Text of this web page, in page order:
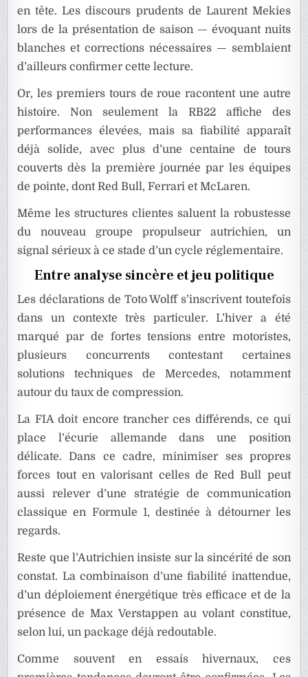
en tête. Les discours prudents de Laurent Mekies
lors de la présentation de saison — évoquant nuits
blanches et corrections nécessaires — semblaient
d’ailleurs confirmer cette lecture.
Or, les premiers tours de roue racontent une autre
histoire. Non seulement la RB22 affiche des
performances élevées, mais sa fiabilité apparaît
déjà solide, avec plus d’une centaine de tours
couverts dès la première journée par les équipes
de pointe, dont Red Bull, Ferrari et McLaren.
Même les structures clientes saluent la robustesse
du nouveau groupe propulseur autrichien, un
signal sérieux à ce stade d’un cycle réglementaire.
Entre analyse sincère et jeu politique
Les déclarations de Toto Wolff s’inscrivent toutefois
dans un contexte très particuler. L’hiver a été
marqué par de fortes tensions entre motoristes,
plusieurs concurrents contestant certaines
solutions techniques de Mercedes, notamment
autour du taux de compression.
La FIA doit encore trancher ces différends, ce qui
place l’écurie allemande dans une position
délicate. Dans ce cadre, minimiser ses propres
forces tout en valorisant celles de Red Bull peut
aussi relever d’une stratégie de communication
classique en Formule 1, destinée à détourner les
regards.
Reste que l’Autrichien insiste sur la sincérité de son
constat. La combinaison d’une fiabilité inattendue,
d’un déploiement énergétique très efficace et de la
présence de Max Verstappen au volant constitue,
selon lui, un package déjà redoutable.
Comme souvent en essais hivernaux, ces